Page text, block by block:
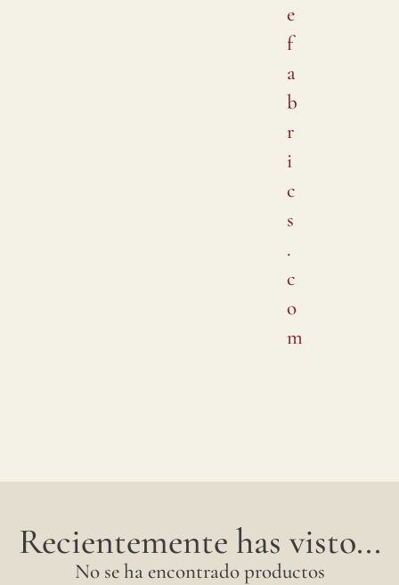
e
f
a
b
r
i
c
s
.
c
o
m
Recientemente has visto...
No se ha encontrado productos